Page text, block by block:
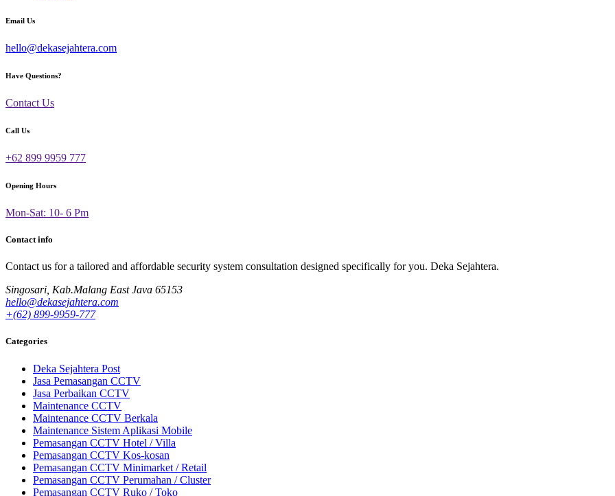
Email Us
hello@dekasejahtera.com
Have Questions?
Contact Us
Call Us
+62 899 9959 777
Opening Hours
Mon-Sat: 10- 6 Pm
Contact info
Contact us for a tailored and affordable security system consultation designed specifically for you. Deka Sejahtera.
Singosari, Kab.Malang East Java 65153
hello@dekasejahtera.com
+(62) 899-9959-777
Categories
Deka Sejahtera Post
Jasa Pemasangan CCTV
Jasa Perbaikan CCTV
Maintenance CCTV
Maintenance CCTV Berkala
Maintenance Sistem Aplikasi Mobile
Pemasangan CCTV Hotel / Villa
Pemasangan CCTV Kos-kosan
Pemasangan CCTV Minimarket / Retail
Pemasangan CCTV Perumahan / Cluster
Pemasangan CCTV Ruko / Toko